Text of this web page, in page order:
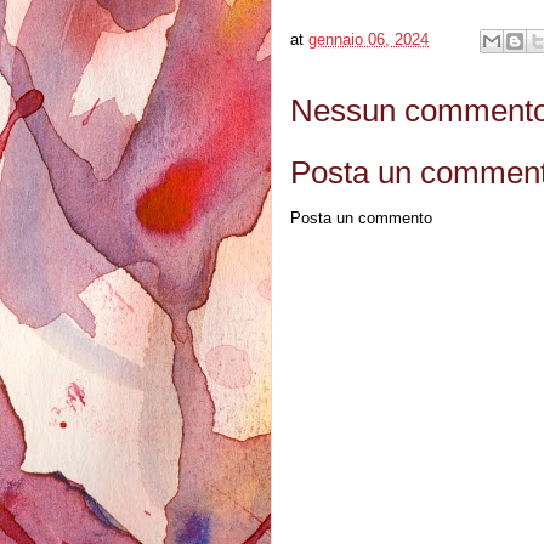
at gennaio 06, 2024
Nessun
Posta un
Posta un commento